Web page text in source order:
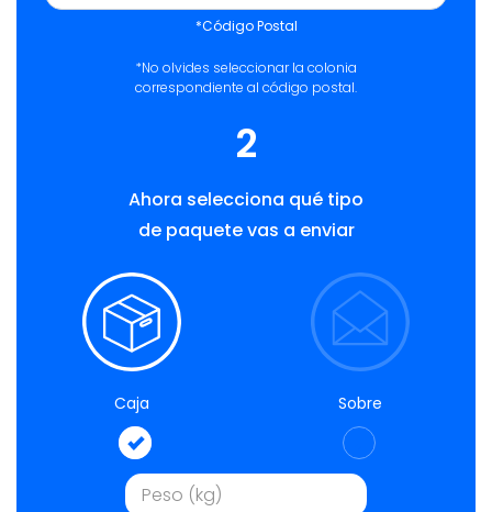
*Código Postal
*No olvides seleccionar la colonia
correspondiente al código postal.
2
Ahora selecciona qué tipo
de paquete vas a enviar
Caja Sobre